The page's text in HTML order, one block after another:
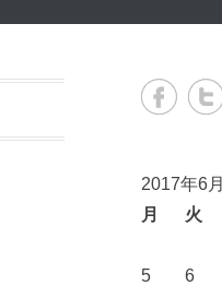
2017年6月
月
火
5
6